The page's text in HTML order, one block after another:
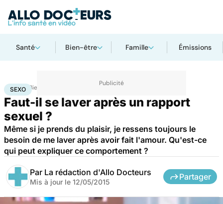
Santé Bien-être Famille Émissions
Accueil Bien-être
SEXO
Faut-il se laver après un rapport
sexuel ?
Même si je prends du plaisir, je ressens toujours le
besoin de me laver après avoir fait l'amour. Qu'est-ce
qui peut expliquer ce comportement ?
Par La rédaction d'Allo Docteurs
Mis à jour le 12/05/2015
Partager